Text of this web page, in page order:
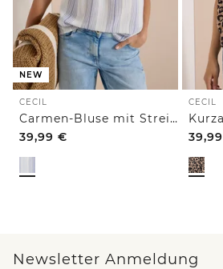
NEW
CECIL
Carmen-Bluse mit Streifenmuster
39,99 €
CECIL
39,99
Newsletter Anmeldung